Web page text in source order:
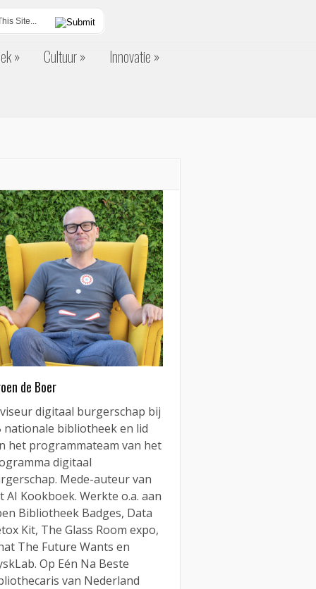
Cultuur Innovatie
de Boer
digitaal burgerschap bij
nationale bibliotheek en lid
het programmateam van het
digitaal
Mede-auteur van
AI Kookboek. Werkte o.a. aan
Bibliotheek Badges, Data
Kit, The Glass Room expo,
The Future Wants en
Op Eén Na Beste
van Nederland